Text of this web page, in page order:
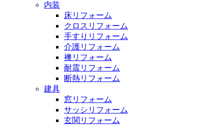
内装
床リフォーム
クロスリフォーム
手すりリフォーム
介護リフォーム
襖リフォーム
耐震リフォーム
断熱リフォーム
建具
窓リフォーム
サッシリフォーム
玄関リフォーム